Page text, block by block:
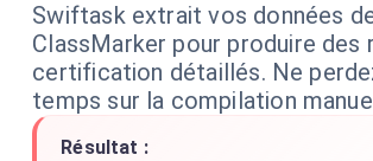
Swiftask extrait vos données
ClassMarker pour produire des
certification détaillés. Ne
temps sur la compilation
Résultat :